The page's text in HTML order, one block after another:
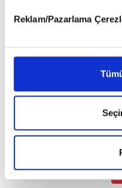
Reklam/Pazarlama